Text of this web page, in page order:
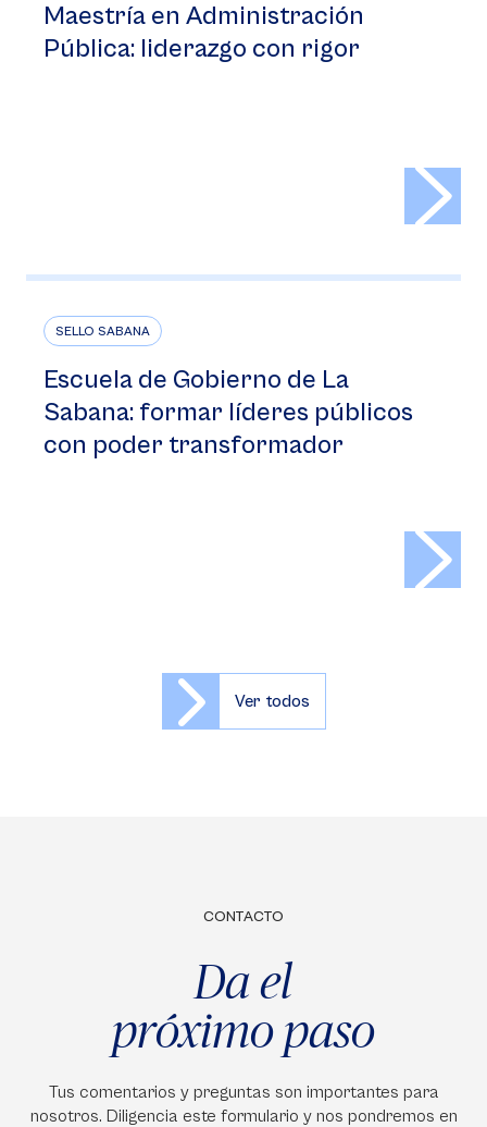
Maestría en Administración
Pública: liderazgo con rigor
SELLO SABANA
Escuela de Gobierno de La
Sabana: formar líderes públicos
con poder transformador
Ver todos
CONTACTO
Da el
próximo paso
Tus comentarios y preguntas son importantes para
nosotros. Diligencia este formulario y nos pondremos en